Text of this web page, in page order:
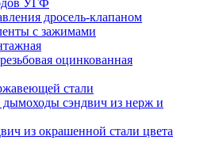
УГФ
дросель-клапаном
с зажимами
оцинкованная
стали
дымоходы сэндвич из нерж и
из окрашенной стали цвета